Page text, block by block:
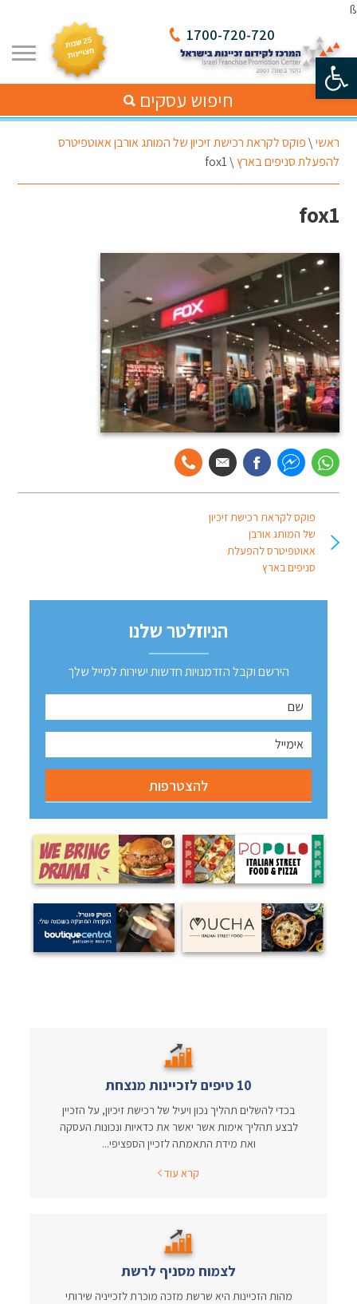
פתח סרגל נגישות
ß
1700-720-720
חיפוש עסקים
ראשי\פוקס לקראת רכישת זיכיון של המותג אורבן אאוטפיטרס
להפעלת סניפים בארץ\
fox1
fox1
פוקס לקראת רכישת זיכיון
של המותג אורבן
אאוטפיטרס להפעלת
סניפים בארץ
הניוזלטר שלנו
הירשם וקבל הזדמנויות חדשות ישירות למייל שלך
10 טיפים לזכיינות מנצחת
בכדי להשלים תהליך נכון ויעיל של רכישת זיכיון, על הזכיין
לבצע תהליך אימות אשר יאשר את כדאיות ונכונות העסקה
ואת מידת התאמתה לזכיין הספציפי...
קרא עוד
לצמוח מסניף לרשת
מהות הזכיינות היא שרשת מזכה מוכרת לזכייניה שירותי